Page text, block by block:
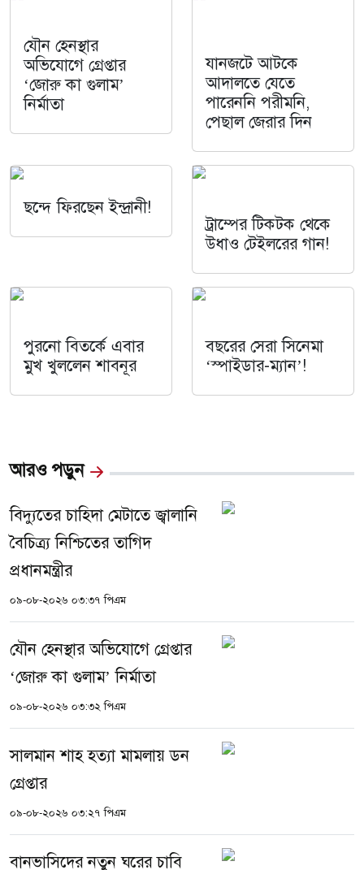
যৌন হেনস্থার
অভিযোগে গ্রেপ্তার
‘জোরু কা গুলাম’
নির্মাতা
যানজটে আটকে
আদালতে যেতে
পারেননি পরীমনি,
পেছাল জেরার দিন
ছন্দে ফিরছেন ইন্দ্রানী!
ট্রাম্পের টিকটক থেকে
উধাও টেইলরের গান!
পুরনো বিতর্কে এবার
মুখ খুললেন শাবনূর
বছরের সেরা সিনেমা
‘স্পাইডার-ম্যান’!
আরও পড়ুন
বিদ্যুতের চাহিদা মেটাতে জ্বালানি
বৈচিত্র্য নিশ্চিতের তাগিদ
প্রধানমন্ত্রীর
০৯-০৮-২০২৬ ০৩:৩৭ পিএম
যৌন হেনস্থার অভিযোগে গ্রেপ্তার
‘জোরু কা গুলাম’ নির্মাতা
০৯-০৮-২০২৬ ০৩:৩২ পিএম
সালমান শাহ হত্যা মামলায় ডন
গ্রেপ্তার
০৯-০৮-২০২৬ ০৩:২৭ পিএম
বানভাসিদের নতুন ঘরের চাবি